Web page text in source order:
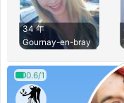
34 年
Gournay-en-bray
0.6/1